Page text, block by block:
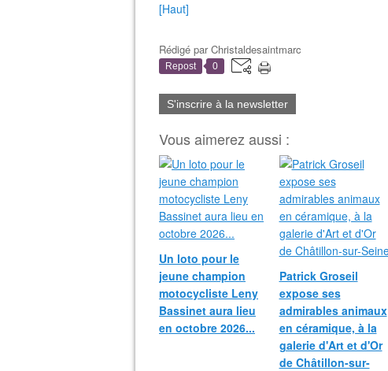
[Haut]
Rédigé parChristaldesaintmarc
Repost 0
S'inscrire à la newsletter
Vous aimerez aussi :
Un loto pour le
jeune champion
motocycliste Leny
Bassinet aura lieu
en octobre 2026...
Patrick Groseil
expose ses
admirables animaux
en céramique, à la
galerie d'Art et d'Or
de Châtillon-sur-